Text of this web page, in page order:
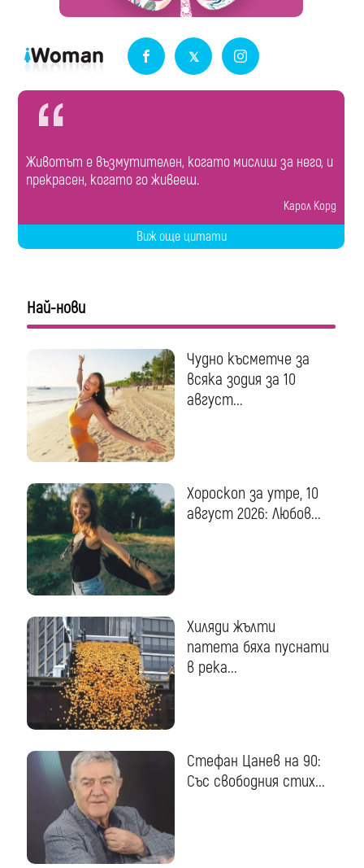
Животът е възмутителен, когато мислиш за него, и
прекрасен, когато го живееш.
Карол Корд
Виж още цитати
Най-нови
Чудно късметче за
всяка зодия за 10
август...
Хороскоп за утре, 10
август 2026: Любов...
Хиляди жълти
патета бяха пуснати
в река...
Стефан Цанев на 90:
Със свободния стих...